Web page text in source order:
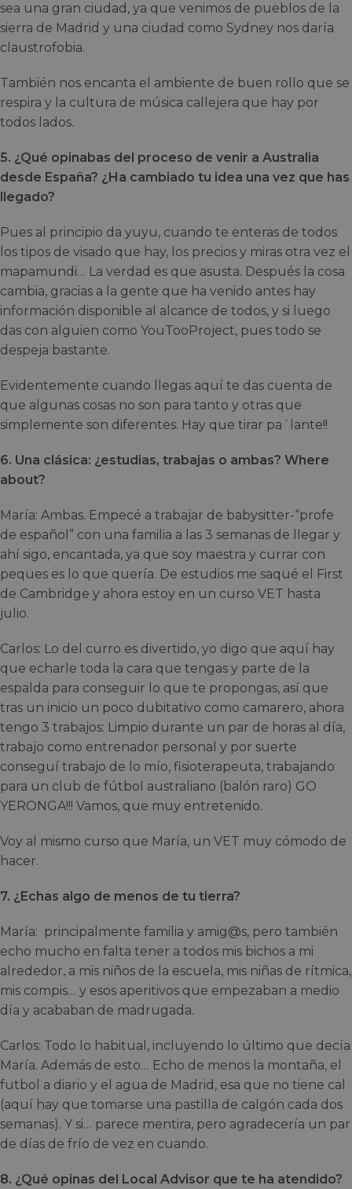
sea una gran ciudad, ya que venimos de pueblos de la
sierra de Madrid y una ciudad como Sydney nos daría
claustrofobia.
También nos encanta el ambiente de buen rollo que se
respira y la cultura de música callejera que hay por
todos lados.
5. ¿Qué opinabas del proceso de venir a Australia
desde España? ¿Ha cambiado tu idea una vez que has
llegado?
Pues al principio da yuyu, cuando te enteras de todos
los tipos de visado que hay, los precios y miras otra vez el
mapamundi… La verdad es que asusta. Después la cosa
cambia, gracias a la gente que ha venido antes hay
información disponible al alcance de todos, y si luego
das con alguien como YouTooProject, pues todo se
despeja bastante.
Evidentemente cuando llegas aquí te das cuenta de
que algunas cosas no son para tanto y otras que
simplemente son diferentes. Hay que tirar pa´lante!!
6. Una clásica: ¿estudias, trabajas o ambas? Where
about?
María: Ambas. Empecé a trabajar de babysitter-“profe
de español” con una familia a las 3 semanas de llegar y
ahí sigo, encantada, ya que soy maestra y currar con
peques es lo que quería. De estudios me saqué el First
de Cambridge y ahora estoy en un curso VET hasta
julio.
Carlos: Lo del curro es divertido, yo digo que aquí hay
que echarle toda la cara que tengas y parte de la
espalda para conseguir lo que te propongas, así que
tras un inicio un poco dubitativo como camarero, ahora
tengo 3 trabajos: Limpio durante un par de horas al día,
trabajo como entrenador personal y por suerte
conseguí trabajo de lo mío, fisioterapeuta, trabajando
para un club de fútbol australiano (balón raro) GO
YERONGA!!! Vamos, que muy entretenido.
Voy al mismo curso que María, un VET muy cómodo de
hacer.
7. ¿Echas algo de menos de tu tierra?
María: principalmente familia y amig@s, pero también
echo mucho en falta tener a todos mis bichos a mi
alrededor, a mis niños de la escuela, mis niñas de rítmica,
mis compis… y esos aperitivos que empezaban a medio
día y acababan de madrugada.
Carlos: Todo lo habitual, incluyendo lo último que decía
María. Además de esto… Echo de menos la montaña, el
futbol a diario y el agua de Madrid, esa que no tiene cal
(aquí hay que tomarse una pastilla de calgón cada dos
semanas). Y si… parece mentira, pero agradecería un par
de días de frío de vez en cuando.
8. ¿Qué opinas del Local Advisor que te ha atendido?